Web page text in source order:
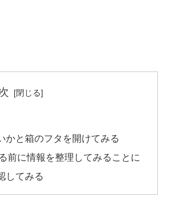
かと箱のフタを開けてみる
前に情報を整理してみることに
してみる